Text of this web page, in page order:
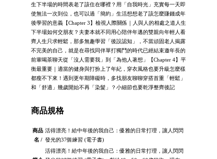
生下半場的時間表老了該住在哪裡？用「自我時光」充實每一天即
使無法一次到位，也可以過「簡約」生活想想老了該怎麼賺錢成年
後學習的意義【Chapter 3】檢視人際關係｜人與人的相處之道人生
下半場如何交朋友？夫妻本就不同用心陪伴年邁的雙親向年輕人看
齊人生只求輕鬆，那多無趣學習「後設認知」，不當頑固老人揭露
不完美的自己，就是在尋找同伴單打獨鬥的時代已經結束邀年長的
前輩喝茶聊天從「沒人需要我」到「為他人著想」【Chapter 4】平
衡最重要｜適當的健身與打扮上了年紀，穿衣風格也要升級怎麼樣
都瘦不下來！遇到更年期障礙時，多找朋友聊聊穿搭首重「輕鬆」
和「舒適」幾歲開始不再「染髮」？小細節也要乾淨整齊後記
商品規格
商品
名 /
活得漂亮！給中年後的我自己：優雅的日常打理，讓人閃閃
發光的37個練習 (電子書)
活得漂亮！給中年後的我自己：優雅的日常打理，讓人閃閃